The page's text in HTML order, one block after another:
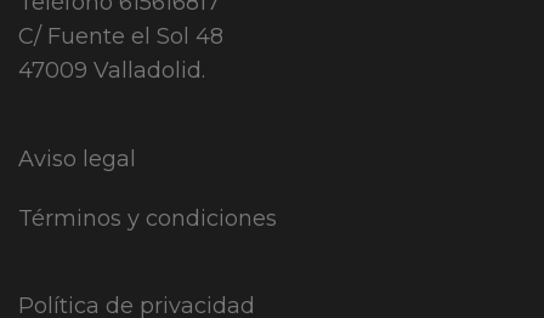
C/ Fuente el Sol 48
47009 Valladolid.
Aviso legal
Términos y condiciones
Política de privacidad